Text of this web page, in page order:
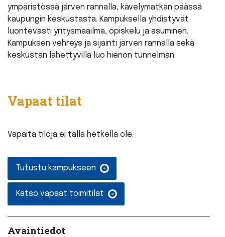
ympäristössä järven rannalla, kävelymatkan päässä
kaupungin keskustasta. Kampuksella yhdistyvät
luontevasti yritysmaailma, opiskelu ja asuminen.
Kampuksen vehreys ja sijainti järven rannalla sekä
keskustan lähettyvillä luo hienon tunnelman.
Vapaat tilat
Vapaita tiloja ei tällä hetkellä ole.
Tutustu kampukseen
Katso vapaat toimitilat
Avaintiedot